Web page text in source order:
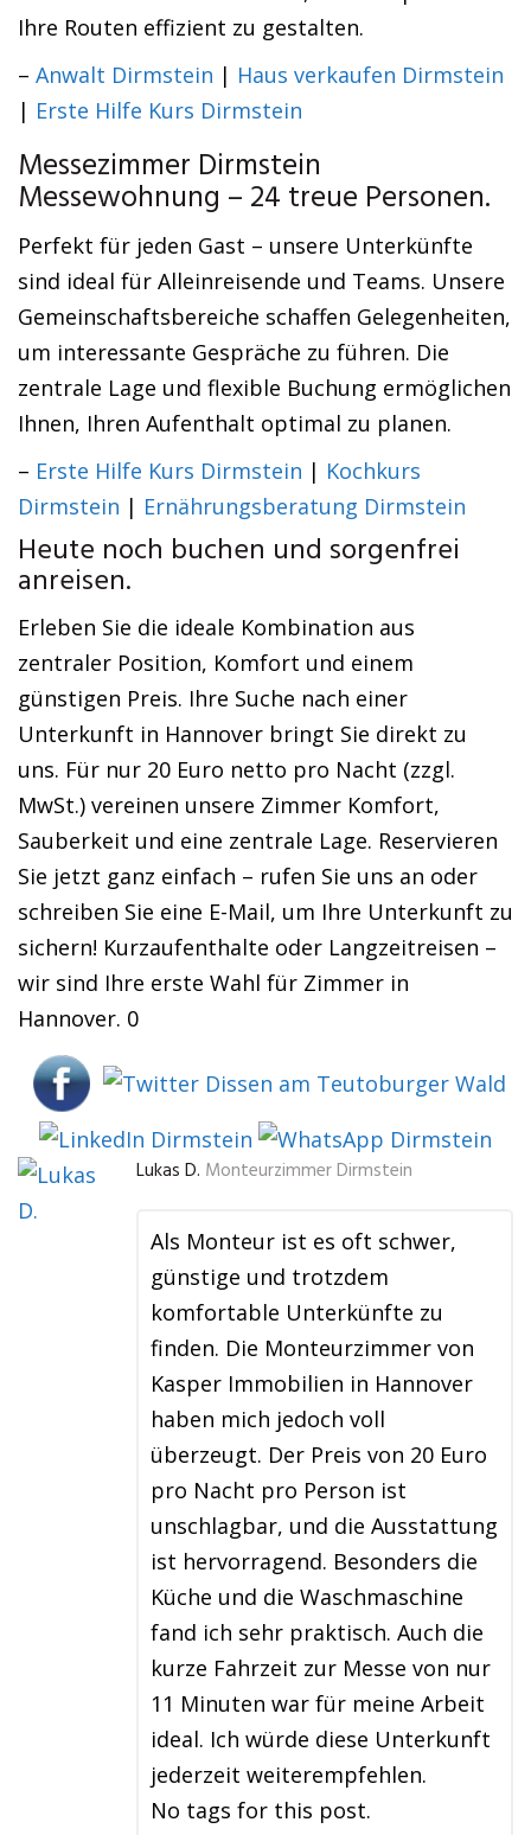
Ihre Routen effizient zu gestalten.
– Anwalt Dirmstein | Haus verkaufen Dirmstein
| Erste Hilfe Kurs Dirmstein
Messezimmer Dirmstein
Messewohnung – 24 treue Personen.
Perfekt für jeden Gast – unsere Unterkünfte
sind ideal für Alleinreisende und Teams. Unsere
Gemeinschaftsbereiche schaffen Gelegenheiten,
um interessante Gespräche zu führen. Die
zentrale Lage und flexible Buchung ermöglichen
Ihnen, Ihren Aufenthalt optimal zu planen.
– Erste Hilfe Kurs Dirmstein | Kochkurs
Dirmstein | Ernährungsberatung Dirmstein
Heute noch buchen und sorgenfrei
anreisen.
Erleben Sie die ideale Kombination aus
zentraler Position, Komfort und einem
günstigen Preis. Ihre Suche nach einer
Unterkunft in Hannover bringt Sie direkt zu
uns. Für nur 20 Euro netto pro Nacht (zzgl.
MwSt.) vereinen unsere Zimmer Komfort,
Sauberkeit und eine zentrale Lage. Reservieren
Sie jetzt ganz einfach – rufen Sie uns an oder
schreiben Sie eine E-Mail, um Ihre Unterkunft zu
sichern! Kurzaufenthalte oder Langzeitreisen –
wir sind Ihre erste Wahl für Zimmer in
Hannover. 0
Lukas D. Monteurzimmer Dirmstein
Als Monteur ist es oft schwer,
günstige und trotzdem
komfortable Unterkünfte zu
finden. Die Monteurzimmer von
Kasper Immobilien in Hannover
haben mich jedoch voll
überzeugt. Der Preis von 20 Euro
pro Nacht pro Person ist
unschlagbar, und die Ausstattung
ist hervorragend. Besonders die
Küche und die Waschmaschine
fand ich sehr praktisch. Auch die
kurze Fahrzeit zur Messe von nur
11 Minuten war für meine Arbeit
ideal. Ich würde diese Unterkunft
jederzeit weiterempfehlen.
No tags for this post.